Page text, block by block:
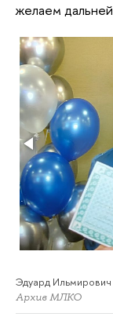
желаем
Эдуард
Архив МЛКО